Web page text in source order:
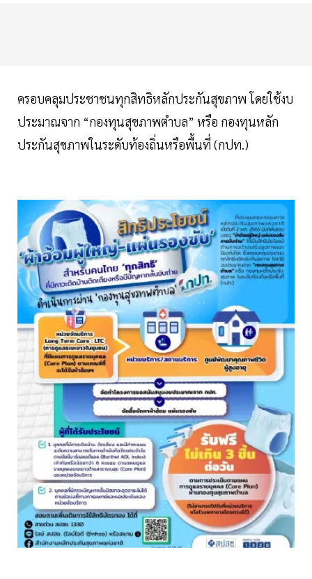
ครอบคลุมประชาชนทุกสิทธิหลักประกันสุขภาพ โดยใช้งบ
ประมาณจาก “กองทุนสุขภาพตำบล” หรือ กองทุนหลัก
ประกันสุขภาพในระดับท้องถิ่นหรือพื้นที่ (กปท.)